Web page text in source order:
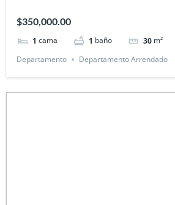
$350,000.00
1 cama 1 baño 30 m²
Departamento
Departamento Arrendado